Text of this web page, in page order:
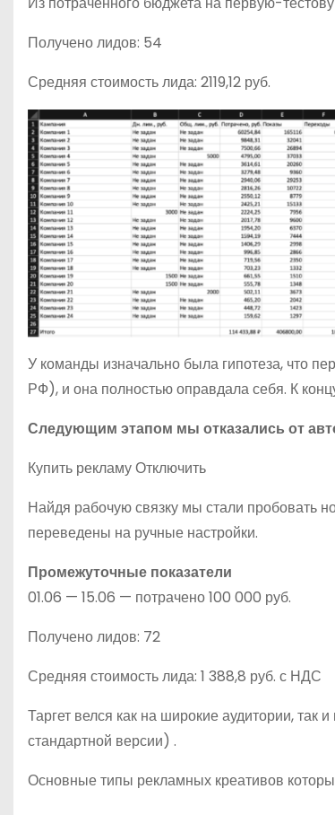
Получено лидов: 54
Средняя стоимость лида: 2119,12 руб.
У команды изначально была гипотеза, что
РФ), и она полностью оправдала себя. К
Следующим этапом мы отказались от
Купить рекламу Отключить
Найдя рабочую связку мы стали пробовать
переведены на ручные настройки.
Промежуточные показатели
01.06 — 15.06 — потрачено 100 000 руб.
Получено лидов: 72
Средняя стоимость лида: 1 388,8 руб. с НДС
Таргет велся как на широкие аудитории,
стандартной версии) .
Основные типы рекламных креативов